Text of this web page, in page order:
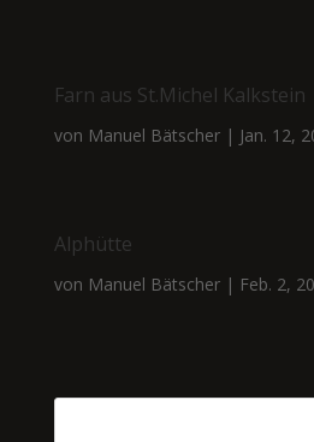
Farn aus St.Michel Kalkstein
von Manuel Bätscher| Jan. 12,
Alphütte
von Manuel Bätscher| Feb. 2,